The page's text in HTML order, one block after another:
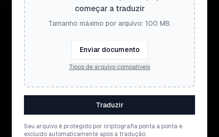
começar a traduzir
Tamanho máximo por arquivo: 100 MB.
Enviar documento
Tipos de arquivo compatíveis
Traduzir
Seu arquivo é protegido por criptografia ponta a ponta e
excluído automaticamente após a tradução.